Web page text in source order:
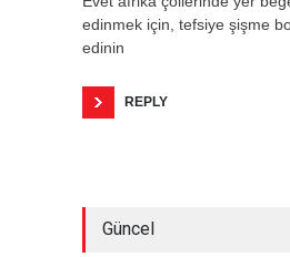
edinmek için, tefsiye şişme
edinin
REPLY
Güncel